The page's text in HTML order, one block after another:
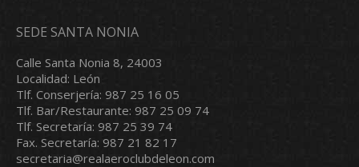
SEDE SANTA NONIA
Calle Santa Nonia 8, 24003
Localidad: León
Tlf. Conserjería: 987 25 16 05
Tlf. Bar/Restaurante: 987 25 09 74
Tlf. Secretaría: 987 25 39 74
Fax. Secretaría: 987 21 82 17
secretaria@realaeroclubdeleon.com